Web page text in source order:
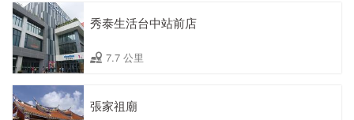
秀泰生活台中站前店
7.7 公里
張家祖廟